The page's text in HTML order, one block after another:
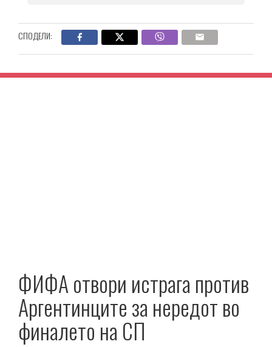
СПОДЕЛИ:
ФИФА отвори истрага против
Аргентинците за нередот во
финалето на СП